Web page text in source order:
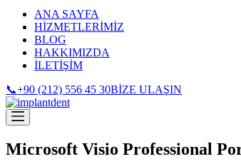
ANA SAYFA
HİZMETLERİMİZ
BLOG
HAKKIMIZDA
İLETİŞİM
📞+90 (212) 556 45 30BİZE ULAŞIN
Microsoft Visio Professional